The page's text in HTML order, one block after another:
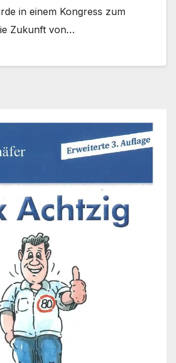
in einem Kongress zum
Zukunft von…